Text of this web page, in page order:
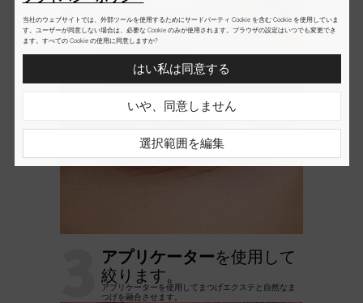
アプリケーターを使用して
絞ります。
アプリケーターを使用してまつげエクステと自然なま
つげを融合させます。
当社のウェブサイトでは、外部ツールを使用するためにサードパーティ Cookie を含む Cookie を使用していま
す。ユーザーが同意しない場合は、必要な Cookie のみが使用されます。ブラウザの設定はいつでも変更でき
ます。すべての Cookie の使用に同意しますか?
はい私は同意する
いや、同意しません
選択範囲を編集